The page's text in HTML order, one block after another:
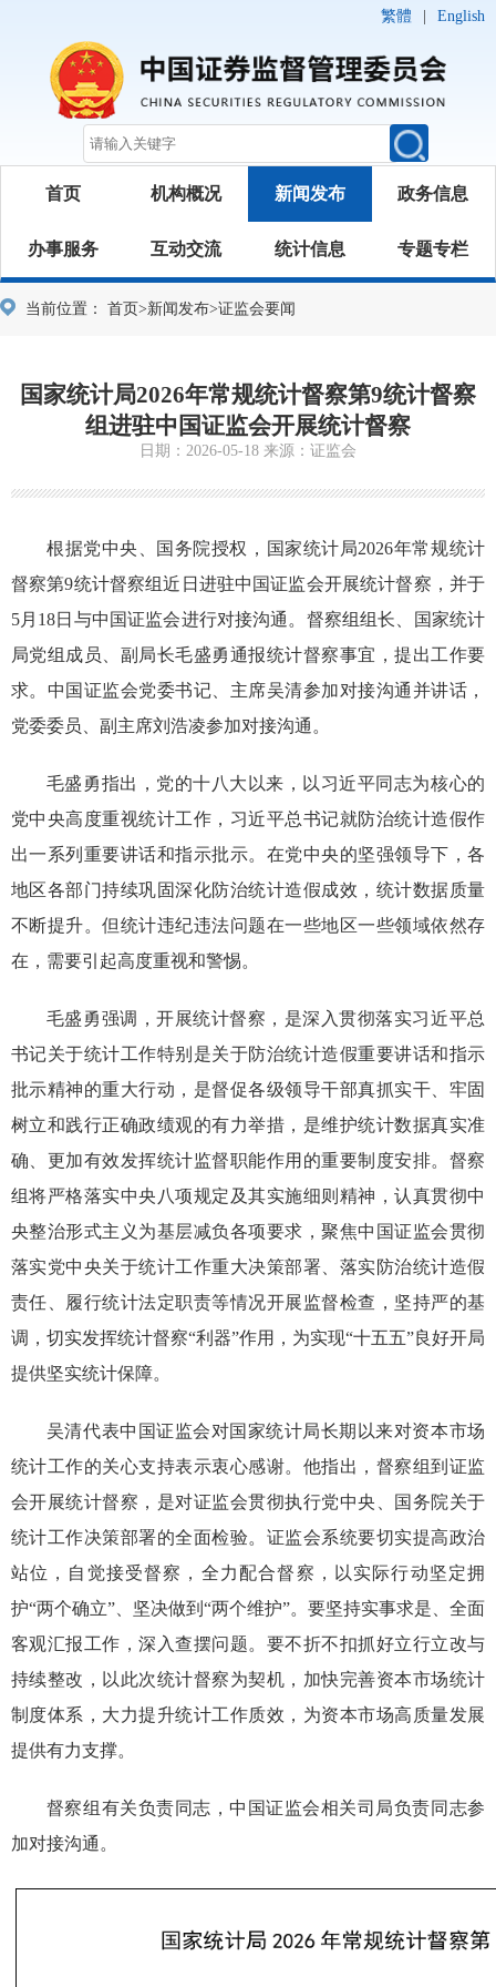
繁體 English
首页 机构概况 新闻发布 政务信息
办事服务 互动交流 统计信息 专题专栏
当前位置： 首页>新闻发布>证监会要闻
国家统计局2026年常规统计督察第9统计督察
组进驻中国证监会开展统计督察
日期：2026-05-18 来源：证监会
根据党中央、国务院授权，国家统计局2026年常规统计
督察第9统计督察组近日进驻中国证监会开展统计督察，并于
5月 18日与中国证监会进行对接沟通。督察组组长、国家统计
局党组成员、副局长毛盛勇通报统计督察事宜，提出工作要
求。中国证监会党委书记、主席吴清参加对接沟通并讲话，
党委委员、副主席刘浩凌参加对接沟通。
毛盛勇指出，党的十八大以来，以习近平同志为核心的
党中央高度重视统计工作，习近平总书记就防治统计造假作
出一系列重要讲话和指示批示。在党中央的坚强领导下，各
地区各部门持续巩固深化防治统计造假成效，统计数据质量
不断提升。但统计违纪违法问题在一些地区一些领域依然存
在，需要引起高度重视和警惕。
毛盛勇强调，开展统计督察，是深入贯彻落实习近平总
书记关于统计工作特别是关于防治统计造假重要讲话和指示
批示精神的重大行动，是督促各级领导干部真抓实干、牢固
树立和践行正确政绩观的有力举措，是维护统计数据真实准
确、更加有效发挥统计监督职能作用的重要制度安排。督察
组将严格落实中央八项规定及其实施细则精神，认真贯彻中
央整治形式主义为基层减负各项要求，聚焦中国证监会贯彻
落实党中央关于统计工作重大决策部署、落实防治统计造假
责任、履行统计法定职责等情况开展监督检查，坚持严的基
调，切实发挥统计督察“利器”作用，为实现“十五五”良好开局
提供坚实统计保障。
吴清代表中国证监会对国家统计局长期以来对资本市场
统计工作的关心支持表示衷心感谢。他指出，督察组到证监
会开展统计督察，是对证监会贯彻执行党中央、国务院关于
统计工作决策部署的全面检验。证监会系统要切实提高政治
站位，自觉接受督察，全力配合督察，以实际行动坚定拥
护“两个确立”、坚决做到“两个维护”。要坚持实事求是、全面
客观汇报工作，深入查摆问题。要不折不扣抓好立行立改与
持续整改，以此次统计督察为契机，加快完善资本市场统计
制度体系，大力提升统计工作质效，为资本市场高质量发展
提供有力支撑。
督察组有关负责同志，中国证监会相关司局负责同志参
加对接沟通。